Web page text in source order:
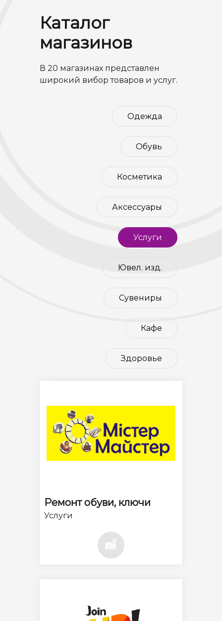
Каталог
магазинов
В 20 магазинах представлен
широкий вибор товаров и услуг.
Одежда
Обувь
Косметика
Аксессуары
Услуги
Ювел. изд.
Сувениры
Кафе
Здоровье
Ремонт обуви, ключи
Услуги